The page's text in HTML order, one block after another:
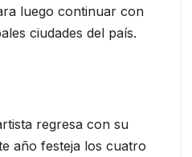
luego continuar con
ciudades del país.
regresa con su
año festeja los cuatro